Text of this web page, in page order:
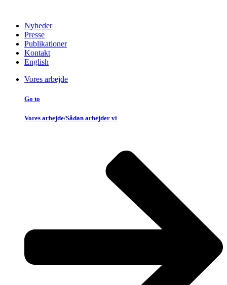
Nyheder
Presse
Publikationer
Kontakt
English
Vores arbejde
Go to
Vores arbejde/Sådan arbejder vi